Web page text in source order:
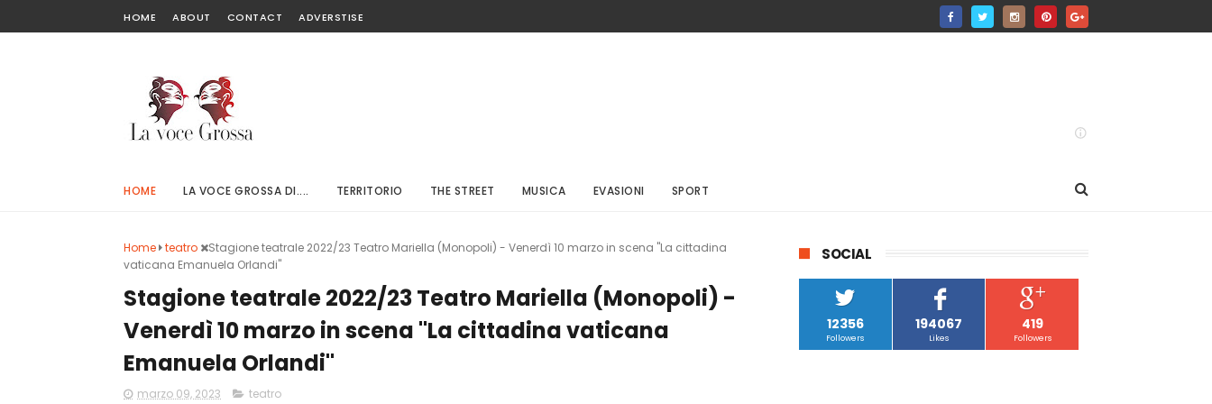
HOME ABOUT CONTACT ADVERSTISE
HOME LA VOCE GROSSA DI.... TERRITORIO THE STREET MUSICA EVASIONI SPORT
Home teatro
Stagione teatrale 2022/23 Teatro Mariella (Monopoli) - Venerdì 10 marzo in scena "La cittadina
vaticana Emanuela Orlandi"
Stagione teatrale 2022/23 Teatro Mariella (Monopoli) -
Venerdì 10 marzo in scena "La cittadina vaticana
Emanuela Orlandi"
marzo 09, 2023 teatro
SOCIAL
12356
Followers
194067
Likes
419
Followers